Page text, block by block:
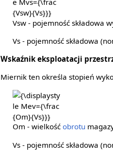
Mvs={\frac
{Vsw}{Vs}}}
Vsw - pojemność składowa
Vs - pojemność składowa
Wskaźnik eksploatacji
Miernik ten określa stopień
{\displaystyle
Mev={\frac
{Om}{Vs}}}
Om - wielkość obrotu
Vs - pojemność składowa